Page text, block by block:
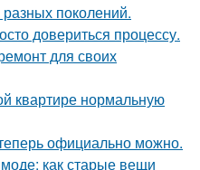
поколений.
довериться процессу.
для своих
квартире нормальную
официально можно.
как старые вещи